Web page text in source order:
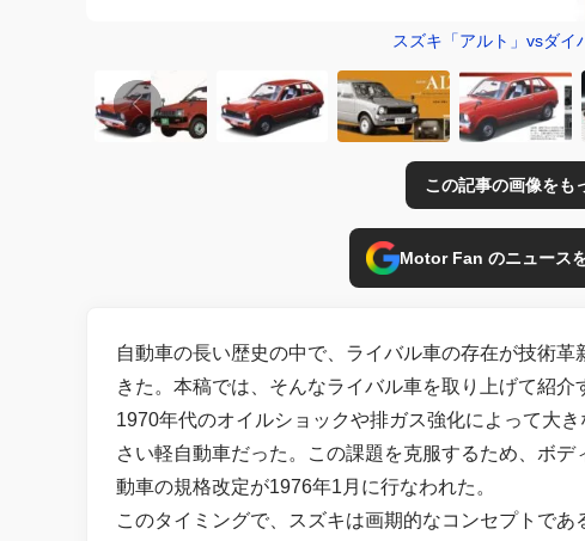
スズキ「アルト」vsダイ
この記事の画像をも
Motor Fan のニュース
自動車の長い歴史の中で、ライバル車の存在が技術
きた。本稿では、そんなライバル車を取り上げて紹介
1970年代のオイルショックや排ガス強化によって大
さい軽自動車だった。この課題を克服するため、ボ
動車の規格改定が1976年1月に行なわれた。
このタイミングで、スズキは画期的なコンセプトで